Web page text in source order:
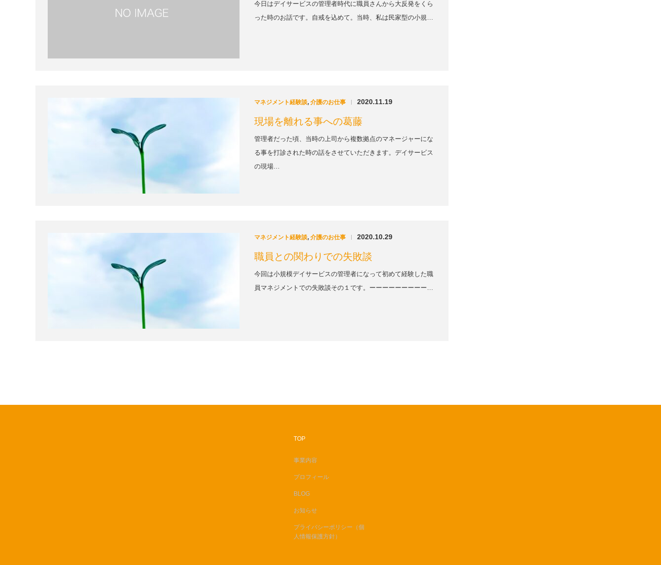
今日はデイサービスの管理者時代に職員さんから大反発をくら
った時のお話です。自戒を込めて。当時、私は民家型の小規…
マネジメント経験談, 介護のお仕事 2020.11.19
現場を離れる事への葛藤
管理者だった頃、当時の上司から複数拠点のマネージャーにな
る事を打診された時の話をさせていただきます。デイサービス
の現場…
マネジメント経験談, 介護のお仕事 2020.10.29
職員との関わりでの失敗談
今回は小規模デイサービスの管理者になって初めて経験した職
員マネジメントでの失敗談その１です。ーーーーーーーーー…
TOP
事業内容
プロフィール
BLOG
お知らせ
プライバシーポリシー（個
人情報保護方針）